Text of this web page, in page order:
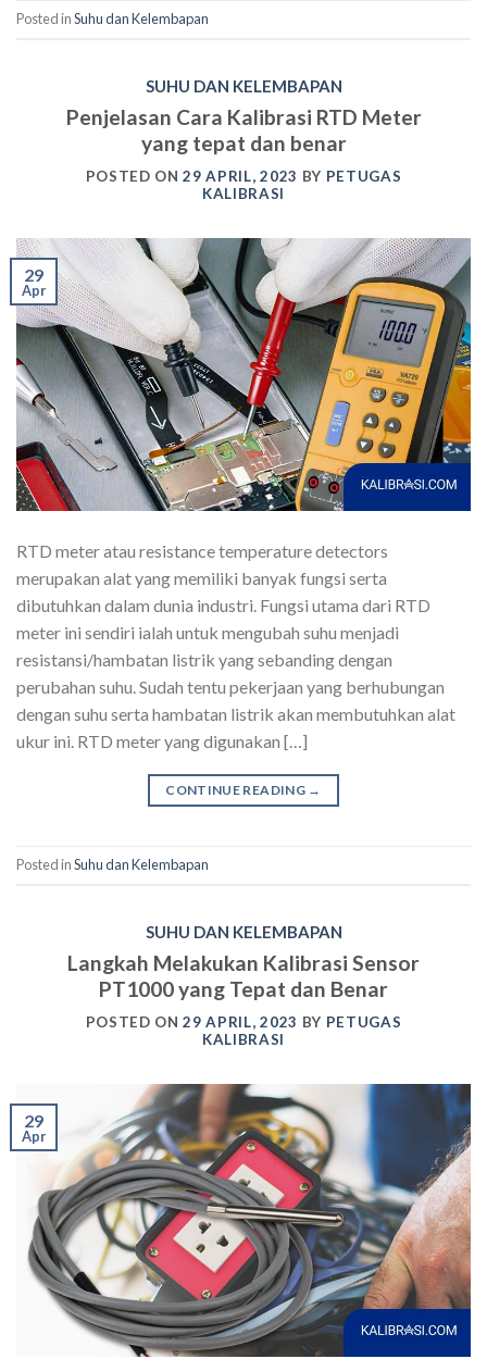
Posted inSuhu dan Kelembapan
SUHU DAN KELEMBAPAN
Penjelasan Cara Kalibrasi RTD Meter
yang tepat dan benar
POSTED ON29 APRIL, 2023 BY PETUGAS
KALIBRASI
29
Apr
RTD meter atau resistance temperature detectors
merupakan alat yang memiliki banyak fungsi serta
dibutuhkan dalam dunia industri. Fungsi utama dari RTD
meter ini sendiri ialah untuk mengubah suhu menjadi
resistansi/hambatan listrik yang sebanding dengan
perubahan suhu. Sudah tentu pekerjaan yang berhubungan
dengan suhu serta hambatan listrik akan membutuhkan alat
ukur ini. RTD meter yang digunakan […]
CONTINUE READING →
Posted inSuhu dan Kelembapan
SUHU DAN KELEMBAPAN
Langkah Melakukan Kalibrasi Sensor
PT1000 yang Tepat dan Benar
POSTED ON29 APRIL, 2023 BY PETUGAS
KALIBRASI
29
Apr